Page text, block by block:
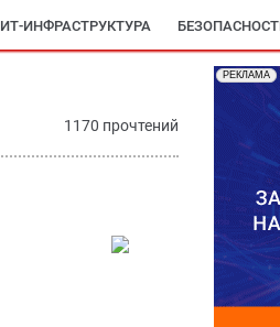
ИТ-ИНФРАСТРУКТУРА
1170 прочтений
РЕКЛАМА